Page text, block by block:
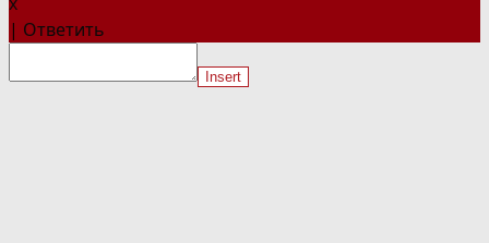
| Ответить
Insert